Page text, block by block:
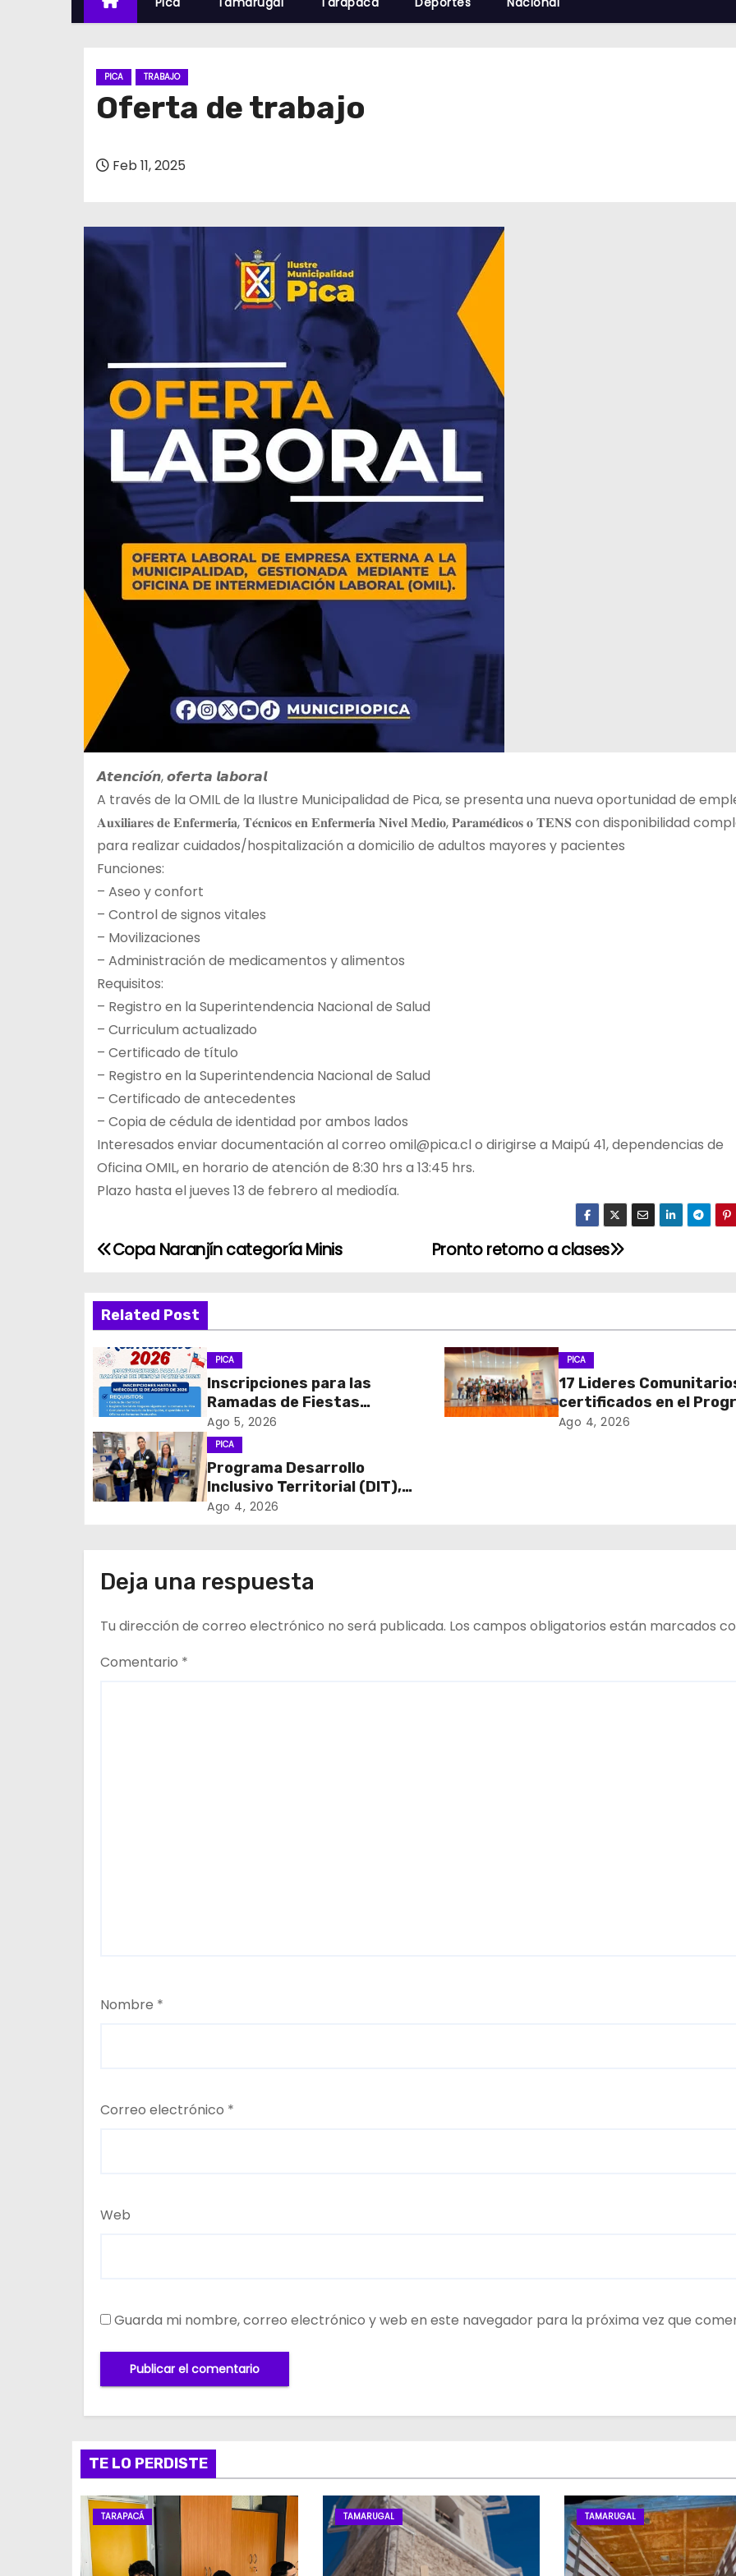
PICA TRABAJO
Oferta de trabajo
Feb 11, 2025
𝘼𝙩𝙚𝙣𝙘𝙞𝙤́𝙣, 𝙤𝙛𝙚𝙧𝙩𝙖 𝙡𝙖𝙗𝙤𝙧𝙖𝙡
A través de la OMIL de la Ilustre Municipalidad de Pica, se presenta una nueva oportunidad de
𝐀𝐮𝐱𝐢𝐥𝐢𝐚𝐫𝐞𝐬 𝐝𝐞 𝐄𝐧𝐟𝐞𝐫𝐦𝐞𝐫𝐢́𝐚, 𝐓𝐞́𝐜𝐧𝐢𝐜𝐨𝐬 𝐞𝐧 𝐄𝐧𝐟𝐞𝐫𝐦𝐞𝐫𝐢́𝐚 𝐍𝐢𝐯𝐞𝐥 𝐌𝐞𝐝𝐢𝐨, 𝐏𝐚𝐫𝐚𝐦𝐞́𝐝𝐢𝐜𝐨𝐬 𝐨 𝐓𝐄𝐍𝐒 con disponibilidad
para realizar cuidados/hospitalización a domicilio de adultos mayores y pacientes
Funciones:
– Aseo y confort
– Control de signos vitales
– Movilizaciones
– Administración de medicamentos y alimentos
Requisitos:
– Registro en la Superintendencia Nacional de Salud
– Curriculum actualizado
– Certificado de título
– Registro en la Superintendencia Nacional de Salud
– Certificado de antecedentes
– Copia de cédula de identidad por ambos lados
Interesados enviar documentación al correo omil@pica.cl o dirigirse a Maipú 41, dependencias de
Oficina OMIL, en horario de atención de 8:30 hrs a 13:45 hrs.
Plazo hasta el jueves 13 de febrero al mediodía.
N
v
e
g
a
c
i
n
e
e
Pronto retorno a clases
Copa Naranjín categoría Minis
Related Post
PICA
Inscripciones para las
Ramadas de Fiestas
Patrias 2026
Ago 5, 2026
PICA
17 Lideres
certificados en el
MÁS AMA
Ago 4, 2026
PICA
Programa Desarrollo
Inclusivo Territorial (DIT),
realizó la entrega de Cajas
Marqués Vismara.
Ago 4, 2026
Deja una respuesta
Tu dirección de correo electrónico no será publicada. Los campos obligatorios están marcados
Comentario *
Nombre *
Correo electrónico *
Web
Guarda mi nombre, correo electrónico y web en este navegador para la próxima vez que
TE LO PERDISTE
TARAPACÁ TAMARUGAL TAMARUGAL